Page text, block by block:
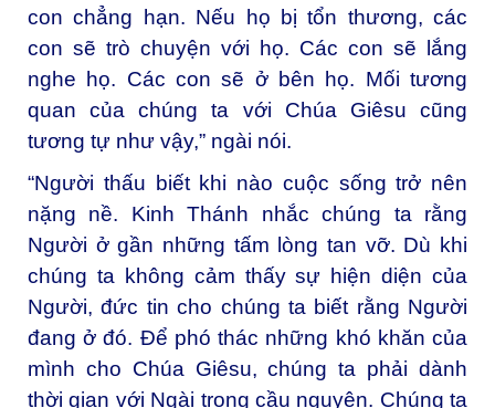
con chẳng hạn. Nếu họ bị tổn thương, các
con sẽ trò chuyện với họ. Các con sẽ lắng
nghe họ. Các con sẽ ở bên họ. Mối tương
quan của chúng ta với Chúa Giêsu cũng
tương tự như vậy,” ngài nói.
“Người thấu biết khi nào cuộc sống trở nên
nặng nề. Kinh Thánh nhắc chúng ta rằng
Người ở gần những tấm lòng tan vỡ. Dù khi
chúng ta không cảm thấy sự hiện diện của
Người, đức tin cho chúng ta biết rằng Người
đang ở đó. Để phó thác những khó khăn của
mình cho Chúa Giêsu, chúng ta phải dành
thời gian với Ngài trong cầu nguyện. Chúng ta